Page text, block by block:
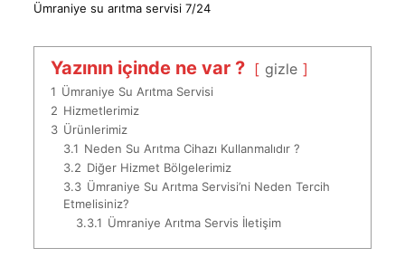
Ümraniye su arıtma servisi 7/24
Yazının içinde ne var ? gizle
1 Ümraniye Su Arıtma Servisi
2 Hizmetlerimiz
3 Ürünlerimiz
3.1 Neden Su Arıtma Cihazı Kullanmalıdır ?
3.2 Diğer Hizmet Bölgelerimiz
3.3 Ümraniye Su Arıtma Servisi’ni Neden Tercih
Etmelisiniz?
3.3.1 Ümraniye Arıtma Servis İletişim